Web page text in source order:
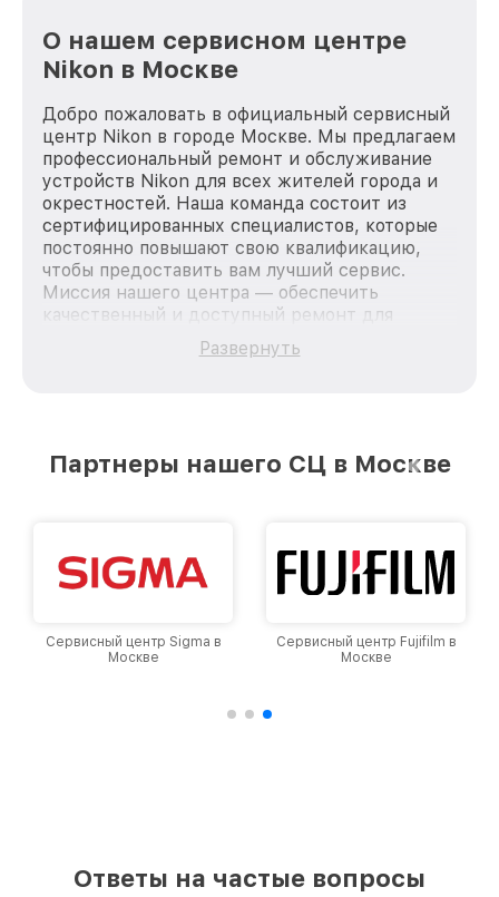
О нашем сервисном центре
Nikon в Москве
Добро пожаловать в официальный сервисный
центр Nikon в городе Москве. Мы предлагаем
профессиональный ремонт и обслуживание
устройств Nikon для всех жителей города и
окрестностей. Наша команда состоит из
сертифицированных специалистов, которые
постоянно повышают свою квалификацию,
чтобы предоставить вам лучший сервис.
Миссия нашего центра — обеспечить
качественный и доступный ремонт для
каждого пользователя продукции Nikon, вне
зависимости от сложности поломки. Мы
Москве, постоянно повышая уровень доверия
Развернуть
Партнеры нашего СЦ в Москве
Сервисный центр Sigma в
Москве
Сервисный центр Fujifilm в
Москве
Ответы на частые вопросы